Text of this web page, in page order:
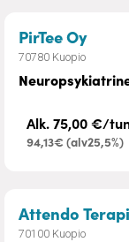
PirTee Oy–
70780 Kuopio
Alk. 75,00 €/
94,13€ (alv25,5%)
Attendo
70100 Kuopio